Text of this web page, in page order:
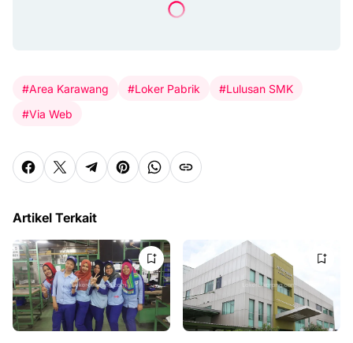
#Area Karawang #Loker Pabrik
#Lulusan SMK
#Via Web
Artikel Terkait